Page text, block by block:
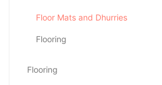
Floor Mats and Dhurries
Flooring
Flooring